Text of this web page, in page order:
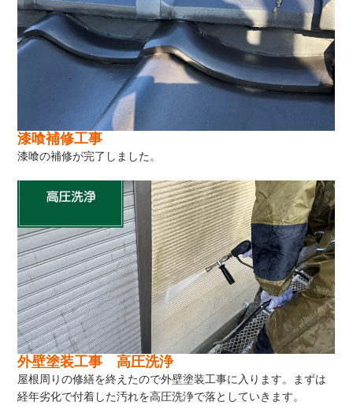
漆喰補修工事
漆喰の補修が完了しました。
外壁塗装工事 高圧洗浄
屋根周りの修繕を終えたので外壁塗装工事に入ります。まずは
経年劣化で付着した汚れを高圧洗浄で落としていきます。